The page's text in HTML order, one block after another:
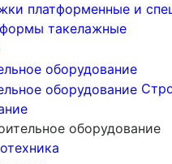
платформенные и
такелажные
оборудование